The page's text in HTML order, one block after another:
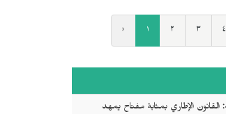
‹ ١ ٢ ٣ ٤
القانون الإطاري بمثابة مفتاح يمهد